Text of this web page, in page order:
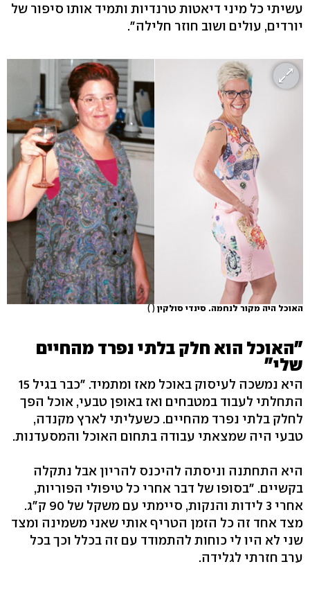
עשיתי כל מיני דיאטות טרנדיות ותמיד אותו סיפור של
יורדים, עולים ושוב חוזר חלילה".
האוכל היה מקור לנחמה. סינדי סולקין ( )
"האוכל הוא חלק בלתי נפרד מהחיים
שלי"
היא נמשכה לעיסוק באוכל מאז ומתמיד. "כבר בגיל 15
התחלתי לעבוד במטבחים ואז באופן טבעי, אוכל הפך
לחלק בלתי נפרד מהחיים. כשעליתי לארץ מקנדה,
טבעי היה שמצאתי עבודה בתחום האוכל והמסעדנות.
היא התחתנה וניסתה להיכנס להריון אבל נתקלה
בקשיים. "בסופו של דבר אחרי כל טיפולי הפוריות,
אחרי 3 לידות והנקות, סיימתי עם משקל של 90 ק"ג.
מצד אחד זה כל הזמן הטריף אותי שאני משמינה ומצד
שני לא היו לי כוחות להתמודד עם זה בכלל וכך בכל
ערב חזרתי לגלידה.